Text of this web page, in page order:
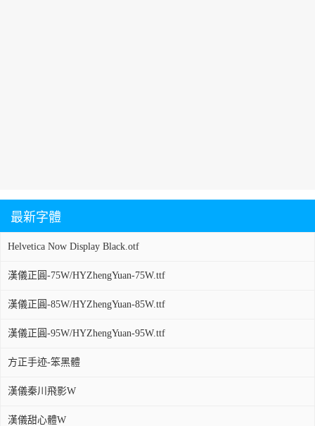
最新字體
Helvetica Now Display Black.otf
漢儀正圓-75W/HYZhengYuan-75W.ttf
漢儀正圓-85W/HYZhengYuan-85W.ttf
漢儀正圓-95W/HYZhengYuan-95W.ttf
方正手迹-笨黑體
漢儀秦川飛影W
漢儀甜心體W